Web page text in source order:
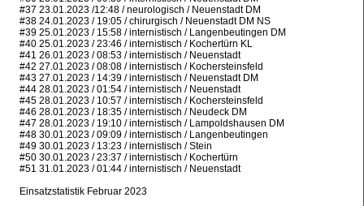
#37 23.01.2023 /12:48 / neurologisch / Neuenstadt DM
#38 24.01.2023 / 19:05 / chirurgisch / Neuenstadt DM NS
#39 25.01.2023 / 15:58 / internistisch / Langenbeutingen DM
#40 25.01.2023 / 23:46 / internistisch / Kochertürn KL
#41 26.01.2023 / 08:53 / internistisch / Neuenstadt
#42 27.01.2023 / 08:08 / internistisch / Kochersteinsfeld
#43 27.01.2023 / 14:39 / internistisch / Neuenstadt DM
#44 28.01.2023 / 01:54 / internistisch / Neuenstadt
#45 28.01.2023 / 10:57 / internistisch / Kochersteinsfeld
#46 28.01.2023 / 18:35 / internistisch / Neudeck DM
#47 28.01.2023 / 19:10 / internistisch / Lampoldshausen DM
#48 30.01.2023 / 09:09 / internistisch / Langenbeutingen
#49 30.01.2023 / 13:23 / internistisch / Stein
#50 30.01.2023 / 23:37 / internistisch / Kochertürn
#51 31.01.2023 / 01:44 / internistisch / Neuenstadt
Einsatzstatistik Februar 2023